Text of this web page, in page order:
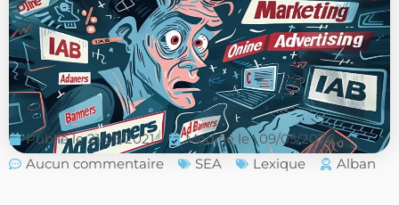
Publié le 21/05/2021
Modifié le : 09/05/2024
Aucun commentaire
SEA Lexique Alban